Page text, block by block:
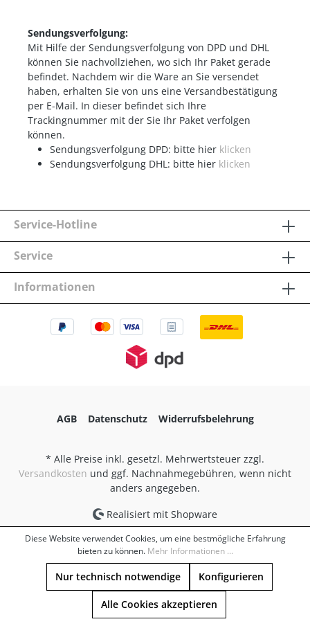
Sendungsverfolgung:
Mit Hilfe der Sendungsverfolgung von DPD und DHL
können Sie nachvollziehen, wo sich Ihr Paket gerade
befindet. Nachdem wir die Ware an Sie versendet
haben, erhalten Sie von uns eine Versandbestätigung
per E-Mail. In dieser befindet sich Ihre
Trackingnummer mit der Sie Ihr Paket verfolgen
können.
Sendungsverfolgung DPD: bitte hier klicken
Sendungsverfolgung DHL: bitte hier klicken
Service-Hotline
Service
Informationen
AGB Datenschutz Widerrufsbelehrung
* Alle Preise inkl. gesetzl. Mehrwertsteuer zzgl.
Versandkosten und ggf. Nachnahmegebühren, wenn nicht
anders angegeben.
Realisiert mit Shopware
Diese Website verwendet Cookies, um eine bestmögliche Erfahrung
bieten zu können. Mehr Informationen ...
Nur technisch notwendige Konfigurieren
Alle Cookies akzeptieren